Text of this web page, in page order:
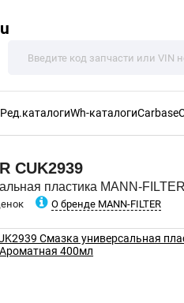
Ред.каталогиWh-каталогиCarbase
CUK2939
пластика MANN-
О бренде MANN-FILTER